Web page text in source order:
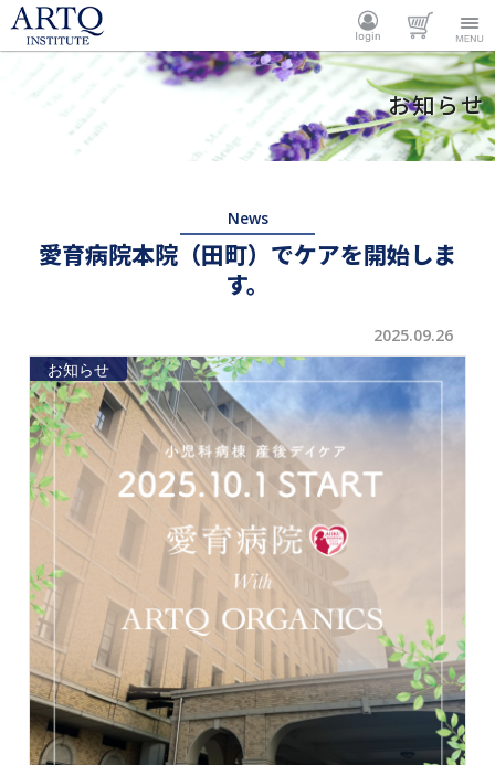
INSTITUTE
Menu
カート
ログイ
ン
お知らせ
News
愛育病院本院（田町）でケアを開始しま
す。
2025.09.26
お知らせ